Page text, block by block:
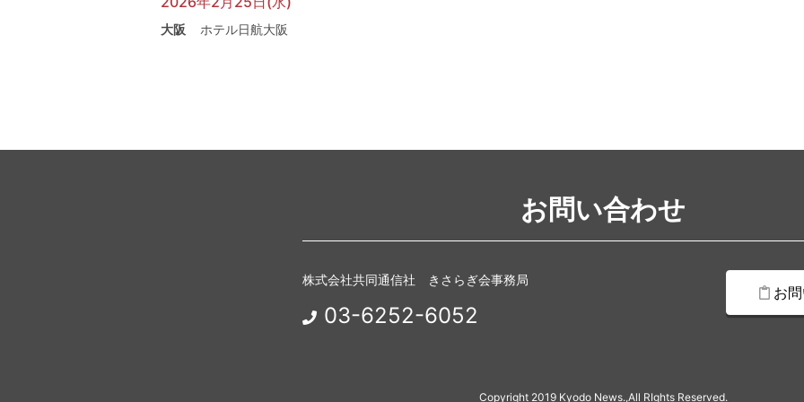
大阪 ホテル日航大阪
お問い合わせ
株式会社共同通信社 きさらぎ会事務局
03-6252-6052
お
Copyright 2019 Kyodo News.,All RIghts Reserved.